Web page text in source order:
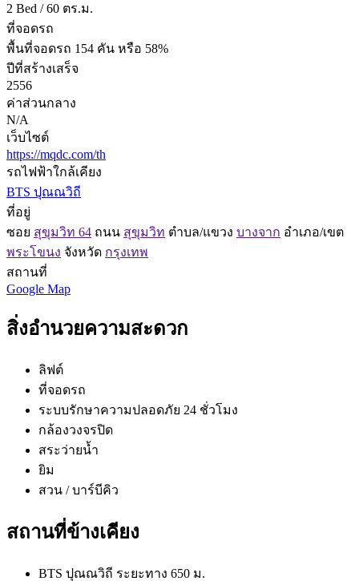
2 Bed / 60 ตร.ม.
ที่จอดรถ
พื้นที่จอดรถ 154 คัน หรือ 58%
ปีที่สร้างเสร็จ
2556
ค่าส่วนกลาง
N/A
เว็บไซต์
https://mqdc.com/th
รถไฟฟ้าใกล้เคียง
BTS ปุณณวิถี
ที่อยู่
ซอย สุขุมวิท 64 ถนน สุขุมวิท ตำบล/แขวง บางจาก อำเภอ/เขต
พระโขนง จังหวัด กรุงเทพ
สถานที่
Google Map
สิ่งอำนวยความสะดวก
ลิฟต์
ที่จอดรถ
ระบบรักษาความปลอดภัย 24 ชั่วโมง
กล้องวงจรปิด
สระว่ายน้ำ
ยิม
สวน / บาร์บีคิว
สถานที่ข้างเคียง
BTS ปุณณวิถี ระยะทาง 650 ม.